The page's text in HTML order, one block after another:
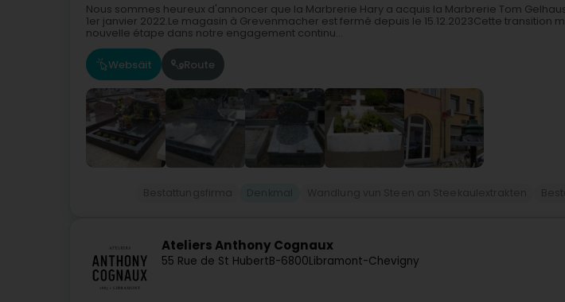
Nous sommes heureux d'annoncer que la Marbrerie Hary a acquis la Marbrerie Tom
1er janvier 2022.Le magasin à Grevenmacher est fermé depuis le 15.12.2023Cette transition
nouvelle étape dans notre engagement continu...
Websäit Route
Ateliers Anthony Cognaux
55 Rue de St HubertB-6800Libramont-Chevigny